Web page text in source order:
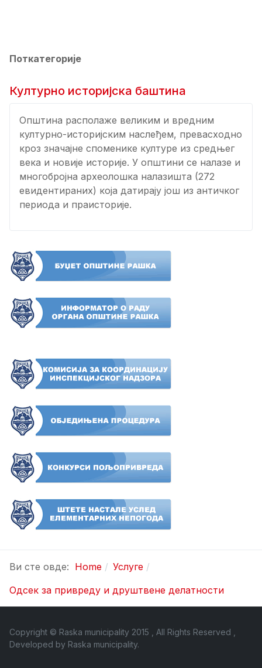
Поткатегорије
Културно историјска баштина
Општина располаже великим и вредним
културно-историјским наслеђем, превасходно
кроз значајне споменике културе из средњег
века и новије историје. У општини се налазе и
многобројна археолошка налазишта (272
евидентираних) која датирају још из античког
периода и праисторије.
Ви сте овде: Home
Услуге
Одсек за привреду и друштвене делатности
Copyright © Raska municipality 2015 , All Rights Reserved ,
Developed by Raska municipality.